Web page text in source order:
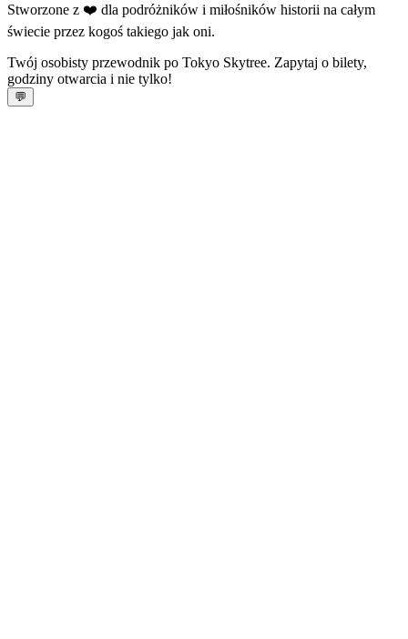
Stworzone z ❤️ dla podróżników i miłośników historii na całym
świecie przez kogoś takiego jak oni.
Twój osobisty przewodnik po Tokyo Skytree. Zapytaj o bilety,
godziny otwarcia i nie tylko!
💬